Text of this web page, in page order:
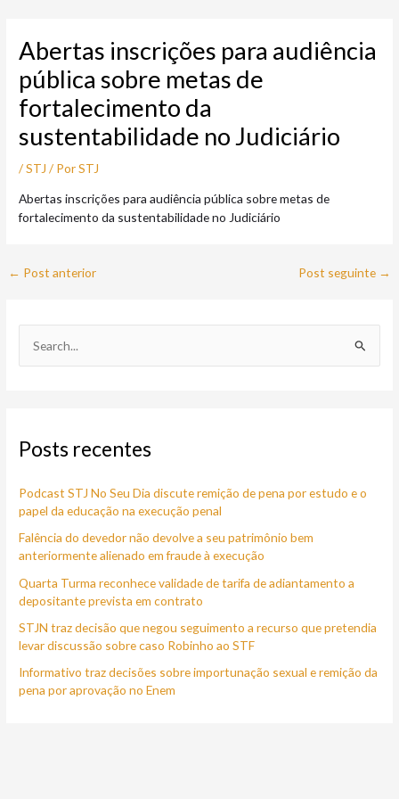
conteúdo
Abertas inscrições para audiência
pública sobre metas de
fortalecimento da
sustentabilidade no Judiciário
/STJ / PorSTJ
Abertas inscrições para audiência pública sobre metas de
fortalecimento da sustentabilidade no Judiciário
← Post anterior Post seguinte →
u
s
a
r
o
:
Posts recentes
Podcast STJ No Seu Dia discute remição de pena por estudo e o
papel da educação na execução penal
Falência do devedor não devolve a seu patrimônio bem
anteriormente alienado em fraude à execução
Quarta Turma reconhece validade de tarifa de adiantamento a
depositante prevista em contrato
STJN traz decisão que negou seguimento a recurso que pretendia
levar discussão sobre caso Robinho ao STF
Informativo traz decisões sobre importunação sexual e remição da
pena por aprovação no Enem